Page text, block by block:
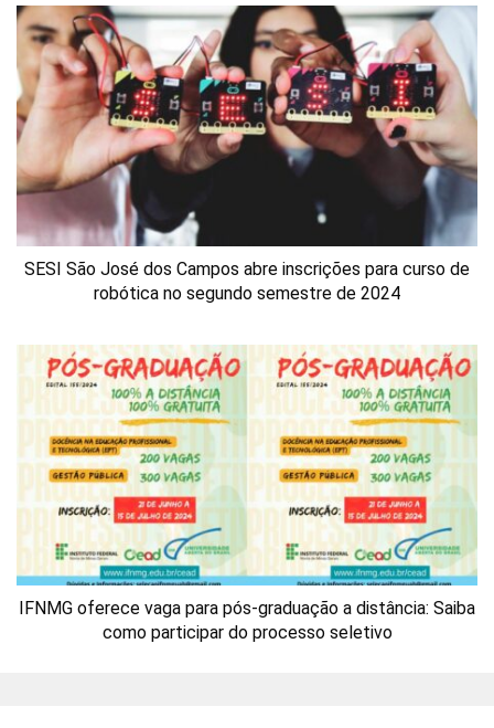
SESI São José dos Campos abre inscrições para curso de
robótica no segundo semestre de 2024
IFNMG oferece vaga para pós-graduação a distância: Saiba
como participar do processo seletivo